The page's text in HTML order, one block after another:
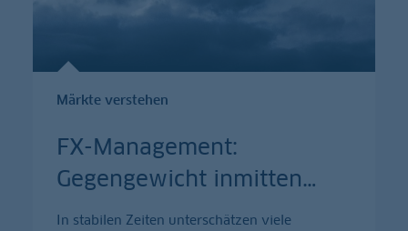
Märkte verstehen
FX-Management:
Gegengewicht inmitten…
In stabilen Zeiten unterschätzen viele